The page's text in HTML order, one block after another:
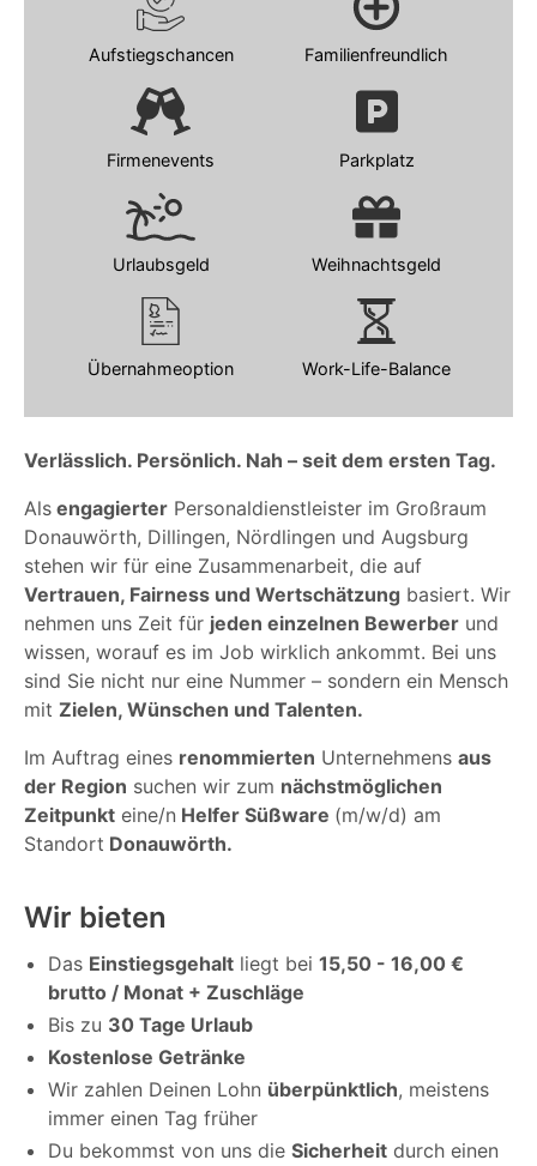
Verlässlich. Persönlich. Nah – seit dem ersten Tag.
Als engagierter Personaldienstleister im Großraum
Donauwörth, Dillingen, Nördlingen und Augsburg
stehen wir für eine Zusammenarbeit, die auf
Vertrauen, Fairness und Wertschätzung basiert. Wir
nehmen uns Zeit für jeden einzelnen Bewerber und
wissen, worauf es im Job wirklich ankommt. Bei uns
sind Sie nicht nur eine Nummer – sondern ein Mensch
mit Zielen, Wünschen und Talenten.
Im Auftrag eines renommierten Unternehmens aus
der Region suchen wir zum nächstmöglichen
Zeitpunkt eine/n Helfer Süßware (m/w/d) am
Standort Donauwörth.
Wir bieten
Das Einstiegsgehalt liegt bei 15,50 - 16,00 €
brutto / Monat + Zuschläge
Bis zu 30 Tage Urlaub
Kostenlose Getränke
Wir zahlen Deinen Lohn überpünktlich, meistens
immer einen Tag früher
Du bekommst von uns die Sicherheit durch einen
Aufstiegschancen Familienfreundlich
Firmenevents Parkplatz
Urlaubsgeld Weihnachtsgeld
Übernahmeoption Work-Life-Balance